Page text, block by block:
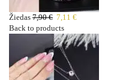
Žiedas 7,90€ 7,11 €
Back to products